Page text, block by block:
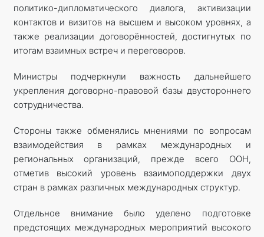
политико-дипломатического диалога, активизации
контактов и визитов на высшем и высоком уровнях, а
также реализации договорённостей, достигнутых по
итогам взаимных встреч и переговоров.
Министры подчеркнули важность дальнейшего
укрепления договорно-правовой базы двустороннего
сотрудничества.
Стороны также обменялись мнениями по вопросам
взаимодействия в рамках международных и
региональных организаций, прежде всего ООН,
отметив высокий уровень взаимоподдержки двух
стран в рамках различных международных структур.
Отдельное внимание было уделено подготовке
предстоящих международных мероприятий высокого